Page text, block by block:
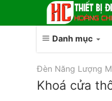
Danh mục
Đèn Năng Lượng
Khoá cửa